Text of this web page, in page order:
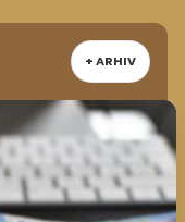
+ ARHIV